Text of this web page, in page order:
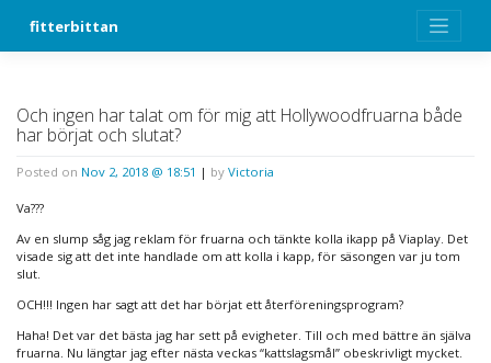
fitterbittan
Och ingen har talat om för mig att Hollywoodfruarna både
har börjat och slutat?
Posted on Nov 2, 2018 @ 18:51 | by Victoria
Va???
Av en slump såg jag reklam för fruarna och tänkte kolla ikapp på Viaplay. Det
visade sig att det inte handlade om att kolla i kapp, för säsongen var ju tom
slut.
OCH!!! Ingen har sagt att det har börjat ett återföreningsprogram?
Haha! Det var det bästa jag har sett på evigheter. Till och med bättre än själva
fruarna. Nu längtar jag efter nästa veckas “kattslagsmål” obeskrivligt mycket.